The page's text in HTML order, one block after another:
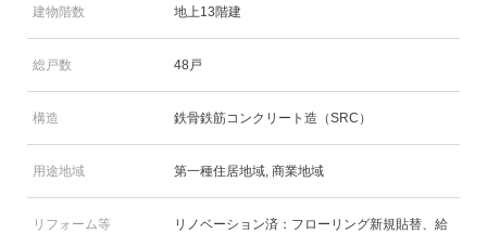
建物階数 地上13階建
総戸数 48戸
構造 鉄骨鉄筋コンクリート造（SRC）
用途地域 第一種住居地域, 商業地域
リフォーム等
リノベーション済：フローリング新規貼替、給